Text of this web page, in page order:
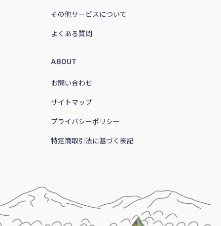
その他サービスについて
よくある質問
ABOUT
お問い合わせ
サイトマップ
プライバシーポリシー
特定商取引法に基づく表記